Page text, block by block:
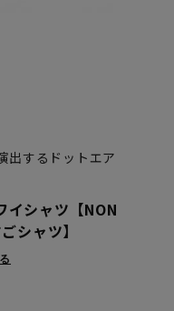
出するドットエア
イシャツ【NON
シャツ】